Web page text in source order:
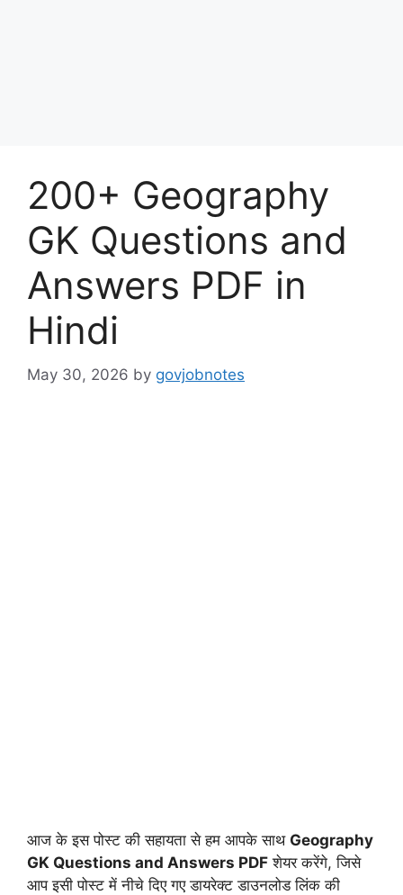
200+ Geography
GK Questions and
Answers PDF in
Hindi
May 30, 2026 by govjobnotes
आज के इस पोस्ट की सहायता से हम आपके साथ Geography
GK Questions and Answers PDF शेयर करेंगे, जिसे
आप इसी पोस्ट में नीचे दिए गए डायरेक्ट डाउनलोड लिंक की